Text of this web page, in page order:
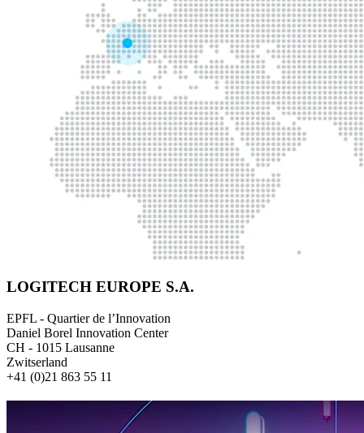
LOGITECH EUROPE S.A.
EPFL - Quartier de l’Innovation
Daniel Borel Innovation Center
CH - 1015 Lausanne
Zwitserland
+41 (0)21 863 55 11